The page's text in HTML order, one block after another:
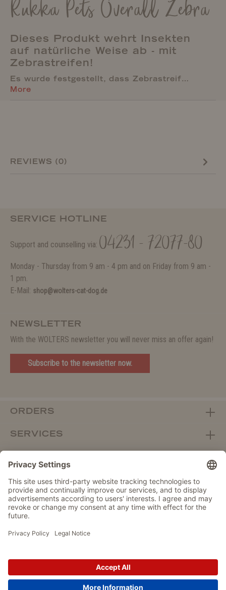
Rukka Pets Overall Zebra
Dieses Produkt wehrt Insekten
auf natürliche Weise ab - mit
Zebrastreifen!
Es wurde festgestellt, dass Zebrastreif…
More
REVIEWS (0)
SERVICE HOTLINE
Support and counselling via: 04231 - 72077-80
Monday - Thursday from 9 am - 4 pm and on Friday from 9 am -
1 pm.
E-Mail: shop@wolters-cat-dog.de
NEWSLETTER
With the WOLTERS newsletter you will never miss an offer again!
Subscribe to the newsletter now.
ORDERS
SERVICES
DEALER PORTAL
Withdraw from contract here
IMPRINT